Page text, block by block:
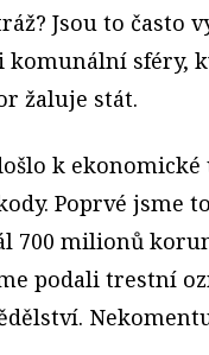
Jsou to často
sféry,
žaluje stát.
k
Poprvé jsme
700 milionů
podali trestní